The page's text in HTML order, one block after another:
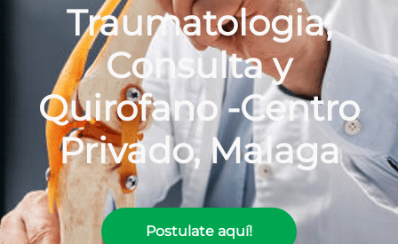
Traumatologia,
Consulta y
Quirofano -Centro
Privado, Malaga
Postulate aquí!